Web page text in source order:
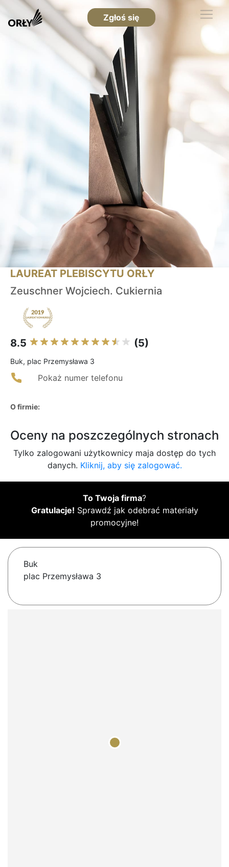
Zgłoś się
LAUREAT PLEBISCYTU ORŁY
Zeuschner Wojciech. Cukiernia
8.5 (5)
Buk, plac Przemysława 3
Pokaż numer telefonu
O firmie:
Oceny na poszczególnych stronach
Tylko zalogowani użytkownicy maja dostęp do tych
danych. Kliknij, aby się zalogować.
To Twoja firma?
Gratulacje! Sprawdź jak odebrać materiały
promocyjne!
Buk
plac Przemysława 3